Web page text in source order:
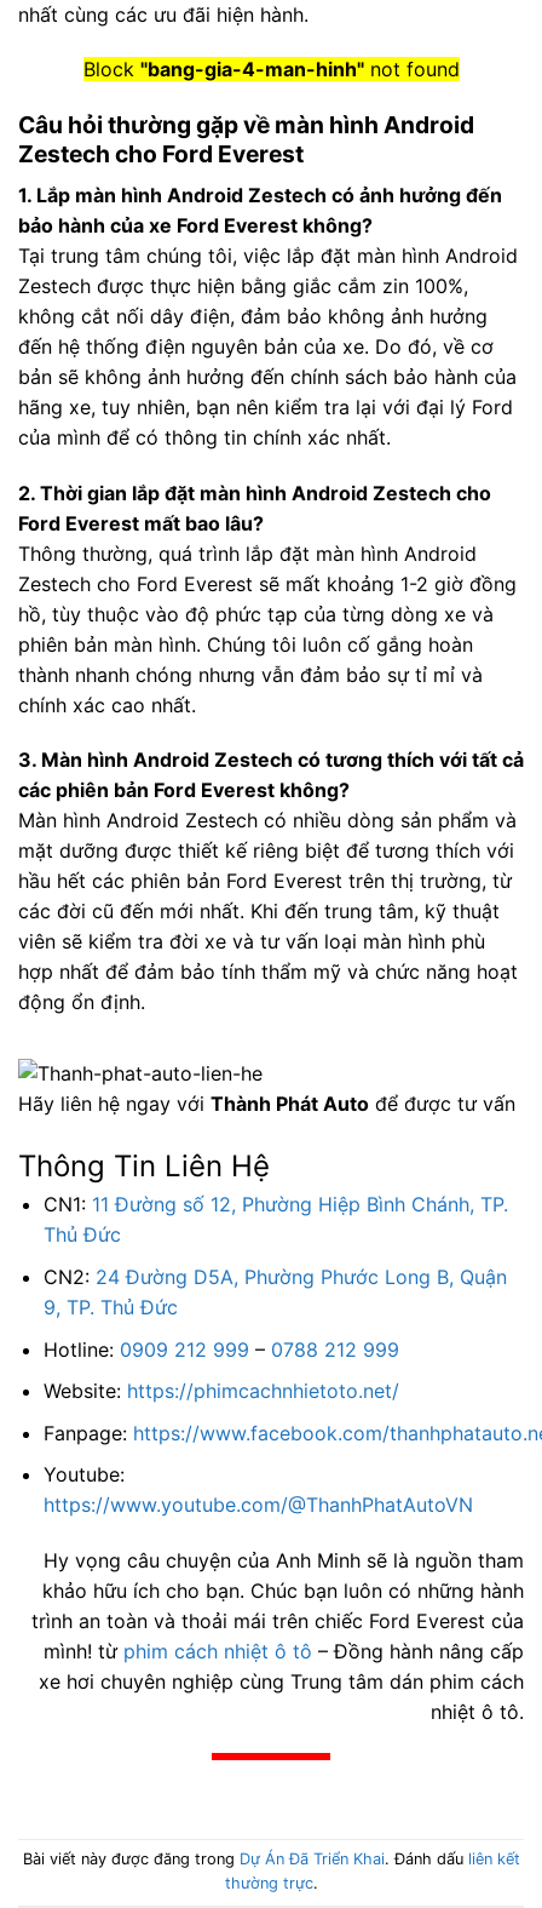
nhất cùng các ưu đãi hiện hành.
Block "bang-gia-4-man-hinh"not found
Câu hỏi thường gặp về màn hình Android
Zestech cho Ford Everest
1. Lắp màn hình Android Zestech có ảnh hưởng đến
bảo hành của xe Ford Everest không?
Tại trung tâm chúng tôi, việc lắp đặt màn hình Android
Zestech được thực hiện bằng giắc cắm zin 100%,
không cắt nối dây điện, đảm bảo không ảnh hưởng
đến hệ thống điện nguyên bản của xe. Do đó, về cơ
bản sẽ không ảnh hưởng đến chính sách bảo hành của
hãng xe, tuy nhiên, bạn nên kiểm tra lại với đại lý Ford
của mình để có thông tin chính xác nhất.
2. Thời gian lắp đặt màn hình Android Zestech cho
Ford Everest mất bao lâu?
Thông thường, quá trình lắp đặt màn hình Android
Zestech cho Ford Everest sẽ mất khoảng 1-2 giờ đồng
hồ, tùy thuộc vào độ phức tạp của từng dòng xe và
phiên bản màn hình. Chúng tôi luôn cố gắng hoàn
thành nhanh chóng nhưng vẫn đảm bảo sự tỉ mỉ và
chính xác cao nhất.
3. Màn hình Android Zestech có tương thích với tất cả
các phiên bản Ford Everest không?
Màn hình Android Zestech có nhiều dòng sản phẩm và
mặt dưỡng được thiết kế riêng biệt để tương thích với
hầu hết các phiên bản Ford Everest trên thị trường, từ
các đời cũ đến mới nhất. Khi đến trung tâm, kỹ thuật
viên sẽ kiểm tra đời xe và tư vấn loại màn hình phù
hợp nhất để đảm bảo tính thẩm mỹ và chức năng hoạt
động ổn định.
Hãy liên hệ ngay với Thành Phát Auto để được tư vấn
Thông Tin Liên Hệ
CN1: 11 Đường số 12, Phường Hiệp Bình Chánh, TP.
Thủ Đức
CN2: 24 Đường D5A, Phường Phước Long B, Quận
9, TP. Thủ Đức
Hotline: 0909 212 999 – 0788 212 999
Website: https://phimcachnhietoto.net/
Fanpage: https://www.facebook.com/
Youtube:
https://www.youtube.com/@ThanhPhatAutoVN
Hy vọng câu chuyện của Anh Minh sẽ là nguồn tham
khảo hữu ích cho bạn. Chúc bạn luôn có những hành
trình an toàn và thoải mái trên chiếc Ford Everest của
mình! từ phim cách nhiệt ô tô – Đồng hành nâng cấp
xe hơi chuyên nghiệp cùng Trung tâm dán phim cách
nhiệt ô tô.
Bài viết này được đăng trong Dự Án Đã Triển Khai. Đánh dấu liên kết
thường trực.